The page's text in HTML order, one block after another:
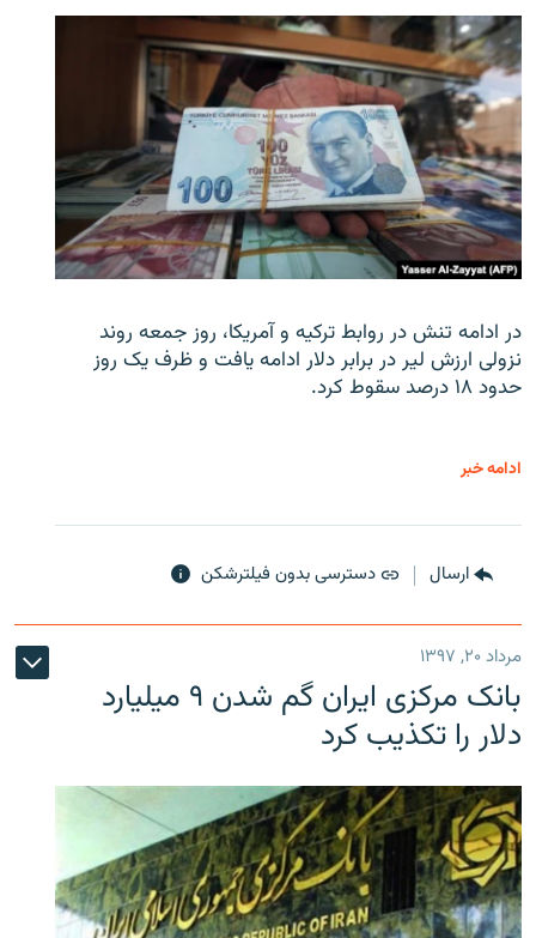
در ادامه تنش در روابط ترکیه و آمریکا، روز جمعه روند
نزولی ارزش لیر در برابر دلار ادامه یافت و ظرف یک روز
حدود ۱۸ درصد سقوط کرد.
ادامه خبر
ارسال دسترسی بدون فیلترشکن
مرداد ۲۰, ۱۳۹۷
بانک مرکزی ایران گم شدن ۹ میلیارد
دلار را تکذیب کرد